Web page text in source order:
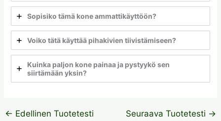
Sopisiko tämä kone ammattikäyttöön?
Voiko tätä käyttää pihakivien tiivistämiseen?
Kuinka paljon kone painaa ja pystyykö sen
siirtämään yksin?
← Edellinen Tuotetesti Seuraava Tuotetesti →